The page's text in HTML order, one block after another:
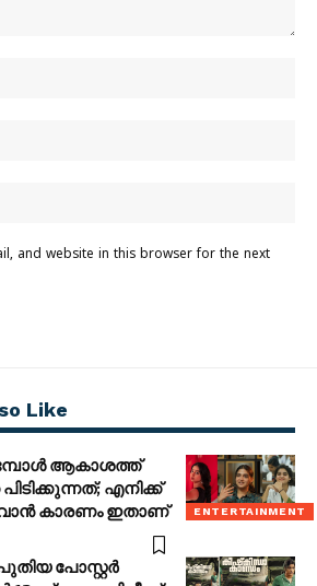
and website in this browser for the next
Like
ENTERTAINMENT
ആകാശത്ത്
എനിക്ക്
കാരണം ഇതാണ്
പോസ്റ്റർ